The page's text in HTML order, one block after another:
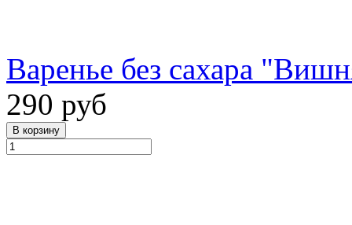
Варенье без сахара
290 руб